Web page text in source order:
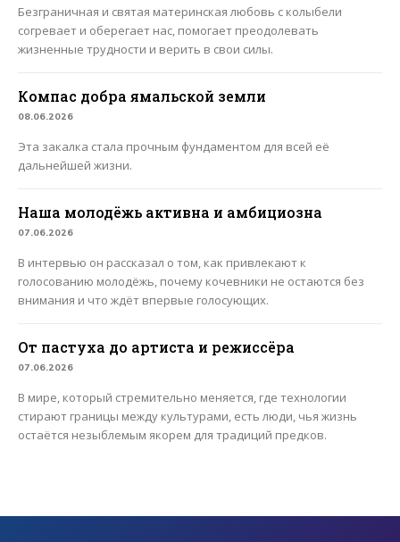
Безграничная и святая материнская любовь с колыбели
согревает и оберегает нас, помогает преодолевать
жизненные трудности и верить в свои силы.
Компас добра ямальской земли
08.06.2026
Эта закалка стала прочным фундаментом для всей её
дальнейшей жизни.
Наша молодёжь активна и амбициозна
07.06.2026
В интервью он рассказал о том, как привлекают к
голосованию молодёжь, почему кочевники не остаются без
внимания и что ждёт впервые голосующих.
От пастуха до артиста и режиссёра
07.06.2026
В мире, который стремительно меняется, где технологии
стирают границы между культурами, есть люди, чья жизнь
остаётся незыблемым якорем для традиций предков.